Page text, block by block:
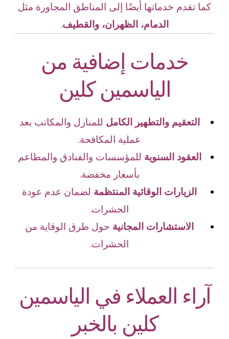
كما تقدم خدماتها أيضًا إلى المناطق المجاورة مثل
الدمام، الظهران، والقطيف.
خدمات إضافية من
الياسمين كلين
التعقيم والتطهير الكامل للمنازل والمكاتب بعد
عملية المكافحة.
العقود السنوية للمؤسسات والفنادق والمطاعم
بأسعار مخفضة.
الزيارات الوقائية المنتظمة لضمان عدم عودة
الحشرات.
الاستشارات المجانية حول طرق الوقاية من
الحشرات.
آراء العملاء في الياسمين
كلين بالخبر